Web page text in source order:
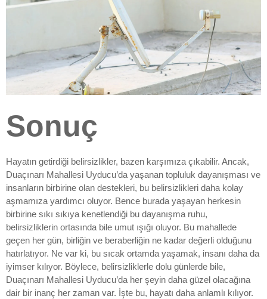
Sonuç
Hayatın getirdiği belirsizlikler, bazen karşımıza çıkabilir. Ancak,
Duaçınarı Mahallesi Uyducu’da yaşanan topluluk dayanışması ve
insanların birbirine olan destekleri, bu belirsizlikleri daha kolay
aşmamıza yardımcı oluyor. Bence burada yaşayan herkesin
birbirine sıkı sıkıya kenetlendiği bu dayanışma ruhu,
belirsizliklerin ortasında bile umut ışığı oluyor. Bu mahallede
geçen her gün, birliğin ve beraberliğin ne kadar değerli olduğunu
hatırlatıyor. Ne var ki, bu sıcak ortamda yaşamak, insanı daha da
iyimser kılıyor. Böylece, belirsizliklerle dolu günlerde bile,
Duaçınarı Mahallesi Uyducu’da her şeyin daha güzel olacağına
dair bir inanç her zaman var. İşte bu, hayatı daha anlamlı kılıyor.